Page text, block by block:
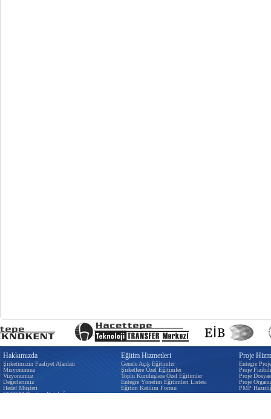
Hakkımızda
Şirketimizin Faaliyet Alanları
Misyonumuz
Vizyonumuz
Değerlerimiz
Hedef Müşteri
EYDEM Tanıtım Kataloğu
Eğitim Hizmetleri
Genele Açık Eğitimler
Şirketlere Özel Eğitimler
Toplu Kuruluşlara Özel Eğitimler
Entegre Yönetim Eğitimleri Listesi
Eğitim Katılım Formu
Proje
Entegre
Proje
Proje
Proje
PMP